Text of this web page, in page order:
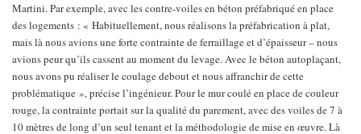
Martini. Par exemple, avec les contre-voiles en béton préfabriqué en place
des logements : « Habituellement, nous réalisons la préfabrication à plat,
mais là nous avions une forte contrainte de ferraillage et d’épaisseur – nous
avions peur qu’ils cassent au moment du levage. Avec le béton autoplaçant,
nous avons pu réaliser le coulage debout et nous affranchir de cette
problématique », précise l’ingénieur. Pour le mur coulé en place de couleur
rouge, la contrainte portait sur la qualité du parement, avec des voiles de 7 à
10 mètres de long d’un seul tenant et la méthodologie de mise en œuvre. Là